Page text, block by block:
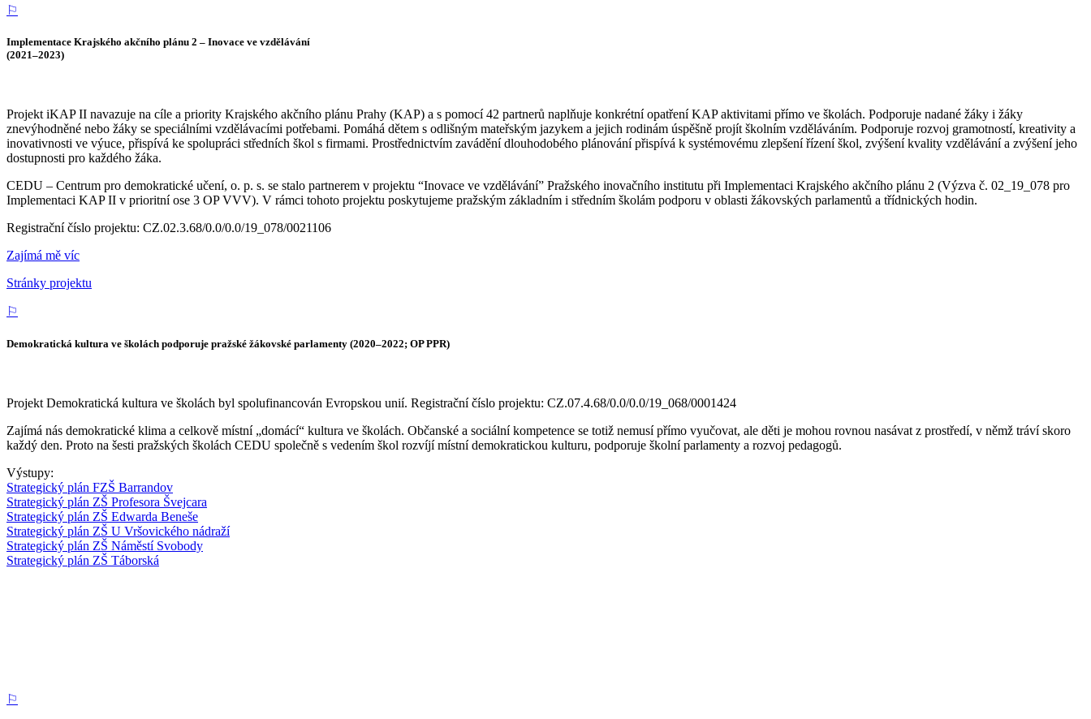
⚐
Implementace Krajského akčního plánu 2 – Inovace ve vzdělávání
(2021–2023)
Projekt iKAP II navazuje na cíle a priority Krajského akčního plánu Prahy (KAP) a s pomocí 42 partnerů naplňuje konkrétní opatření KAP aktivitami přímo ve školách. Podporuje nadané žáky i žáky
znevýhodněné nebo žáky se speciálními vzdělávacími potřebami. Pomáhá dětem s odlišným mateřským jazykem a jejich rodinám úspěšně projít školním vzděláváním. Podporuje rozvoj gramotností, kreativity a
inovativnosti ve výuce, přispívá ke spolupráci středních škol s firmami. Prostřednictvím zavádění dlouhodobého plánování přispívá k systémovému zlepšení řízení škol, zvýšení kvality vzdělávání a zvýšení jeho
dostupnosti pro každého žáka.
CEDU – Centrum pro demokratické učení, o. p. s. se stalo partnerem v projektu “Inovace ve vzdělávání” Pražského inovačního institutu při Implementaci Krajského akčního plánu 2 (Výzva č. 02_19_078 pro
Implementaci KAP II v prioritní ose 3 OP VVV). V rámci tohoto projektu poskytujeme pražským základním i středním školám podporu v oblasti žákovských parlamentů a třídnických hodin.
Registrační číslo projektu: CZ.02.3.68/0.0/0.0/19_078/0021106
Zajímá mě víc
Stránky projektu
⚐
Demokratická kultura ve školách podporuje pražské žákovské parlamenty (2020–2022; OP PPR)
Projekt Demokratická kultura ve školách byl spolufinancován Evropskou unií. Registrační číslo projektu: CZ.07.4.68/0.0/0.0/19_068/0001424
Zajímá nás demokratické klima a celkově místní „domácí“ kultura ve školách. Občanské a sociální kompetence se totiž nemusí přímo vyučovat, ale děti je mohou rovnou nasávat z prostředí, v němž tráví skoro
každý den. Proto na šesti pražských školách CEDU společně s vedením škol rozvíjí místní demokratickou kulturu, podporuje školní parlamenty a rozvoj pedagogů.
Výstupy:
Strategický plán FZŠ Barrandov
Strategický plán ZŠ Profesora Švejcara
Strategický plán ZŠ Edwarda Beneše
Strategický plán ZŠ U Vršovického nádraží
Strategický plán ZŠ Náměstí Svobody
Strategický plán ZŠ Táborská
⚐